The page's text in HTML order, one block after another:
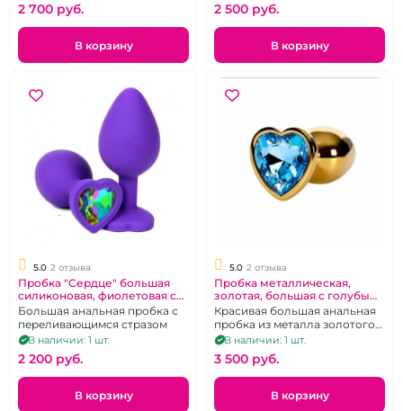
2 700 pуб.
В корзину
2 500 pуб.
В корзину
5.0 2 отзыва
Пробка "Сердце" большая
силиконовая, фиолетовая с
кристаллом Хамелеон
Большая анальная пробка с
переливающимся стразом
В наличии: 1 шт.
2 200 pуб.
В корзину
5.0 2 отзыва
Пробка металлическая,
золотая, большая с голубым
кристаллом в форме сердца
Красивая большая анальная
пробка из металла золотого
цвета.
В наличии: 1 шт.
3 500 pуб.
В корзину